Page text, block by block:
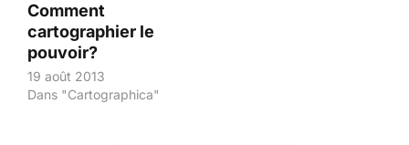
Comment
cartographier le
pouvoir?
19 août 2013
Dans "Cartographica"